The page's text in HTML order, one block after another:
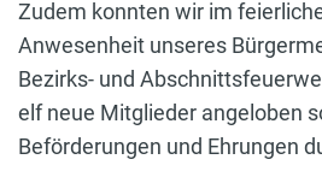
Zudem konnten wir im
Anwesenheit unseres
Bezirks- und
elf neue Mitglieder angeloben
Beförderungen und Ehrungen